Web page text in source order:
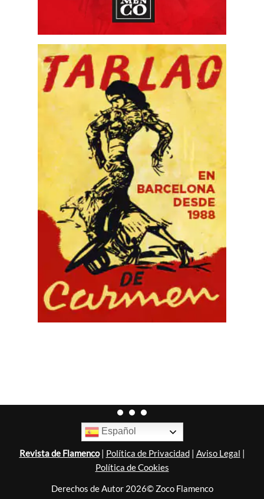
Español
Revista de Flamenco| Política de Privacidad| Aviso Legal |
Política de Cookies
Derechos de Autor 2026© Zoco Flamenco